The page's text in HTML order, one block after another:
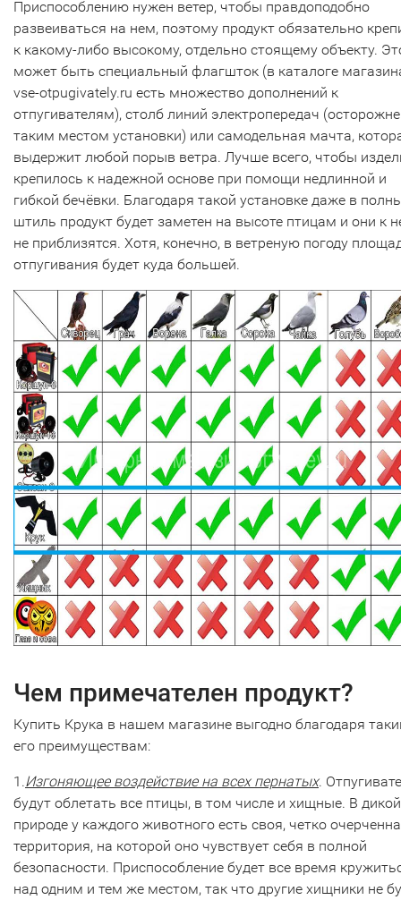
Приспособлению нужен ветер, чтобы правдоподобно
развеиваться на нем, поэтому продукт обязательно
к какому-либо высокому, отдельно стоящему объекту.
может быть специальный флагшток (в каталоге
vse-otpugivately.ru есть множество дополнений к
отпугивателям), столб линий электропередач
таким местом установки) или самодельная мачта,
выдержит любой порыв ветра. Лучше всего, чтобы
крепилось к надежной основе при помощи недлинной и
гибкой бечёвки. Благодаря такой установке даже в
штиль продукт будет заметен на высоте птицам и они к
не приблизятся. Хотя, конечно, в ветреную погоду
отпугивания будет куда большей.
Чем примечателен продукт?
Купить Крука в нашем магазине выгодно благодаря
его преимуществам:
1.Изгоняющее воздействие на всех пернатых.
будут облетать все птицы, в том числе и хищные. В дикой
природе у каждого животного есть своя, четко
территория, на которой оно чувствует себя в полной
безопасности. Приспособление будет все время
над одним и тем же местом, так что другие хищники не